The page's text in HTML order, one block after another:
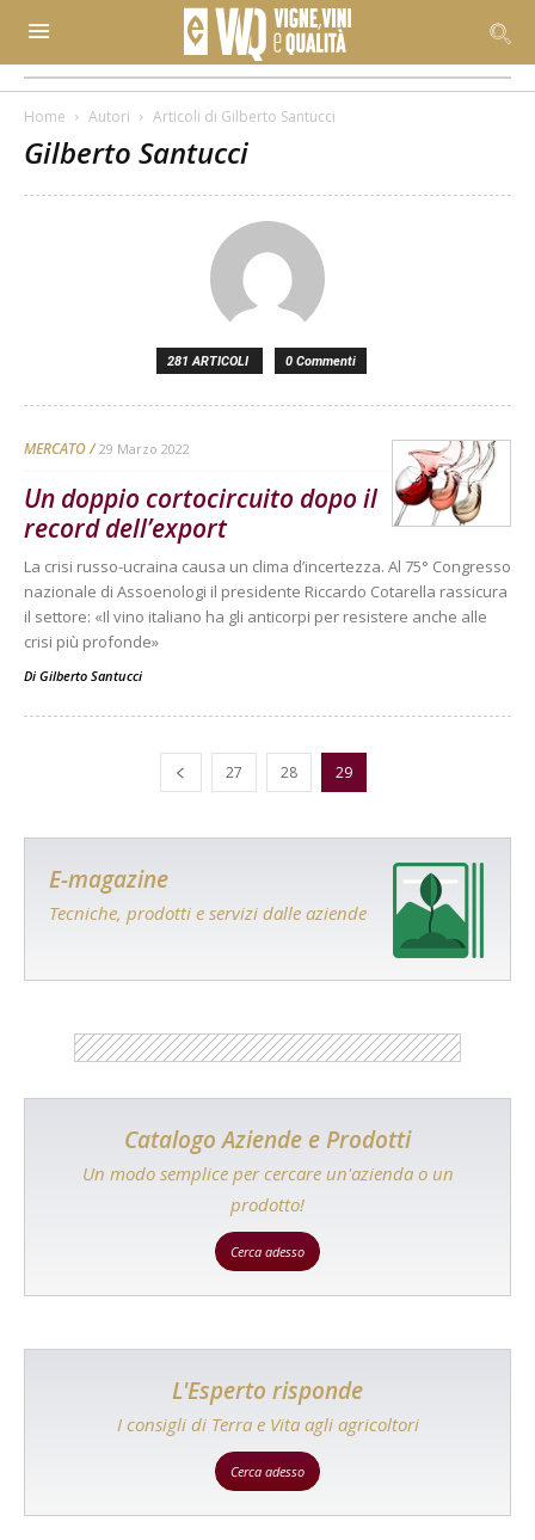
Home Autori Articoli di Gilberto Santucci
Gilberto Santucci
281 ARTICOLI 0 Commenti
MERCATO 29 Marzo 2022
Un doppio cortocircuito dopo il
record dell’export
La crisi russo-ucraina causa un clima d’incertezza. Al 75° Congresso
nazionale di Assoenologi il presidente Riccardo Cotarella rassicura
il settore: «Il vino italiano ha gli anticorpi per resistere anche alle
crisi più profonde»
Di Gilberto Santucci
27 28 29
E-magazine
Tecniche, prodotti e servizi dalle aziende
Catalogo Aziende e Prodotti
Un modo semplice per cercare un'azienda o un
prodotto!
Cerca adesso
L'Esperto risponde
I consigli di Terra e Vita agli agricoltori
Cerca adesso